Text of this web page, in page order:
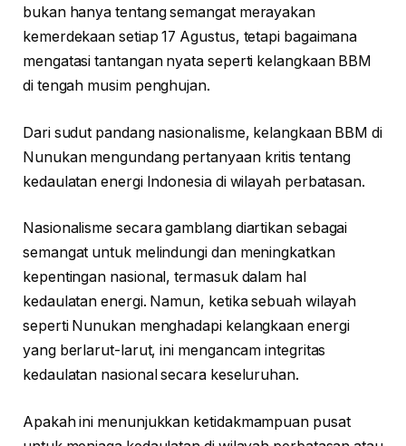
bukan hanya tentang semangat merayakan
kemerdekaan setiap 17 Agustus, tetapi bagaimana
mengatasi tantangan nyata seperti kelangkaan BBM
di tengah musim penghujan.
Dari sudut pandang nasionalisme, kelangkaan BBM di
Nunukan mengundang pertanyaan kritis tentang
kedaulatan energi Indonesia di wilayah perbatasan.
Nasionalisme secara gamblang diartikan sebagai
semangat untuk melindungi dan meningkatkan
kepentingan nasional, termasuk dalam hal
kedaulatan energi. Namun, ketika sebuah wilayah
seperti Nunukan menghadapi kelangkaan energi
yang berlarut-larut, ini mengancam integritas
kedaulatan nasional secara keseluruhan.
Apakah ini menunjukkan ketidakmampuan pusat